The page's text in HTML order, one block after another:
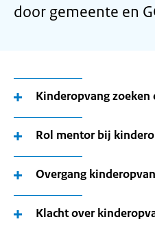
door gemeente en
Kinderopvang zoeken
Rol mentor bij
Overgang
Klacht over